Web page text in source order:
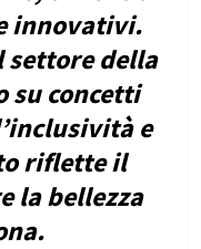
innovativi.
settore della
su concetti
e
riflette il
la bellezza